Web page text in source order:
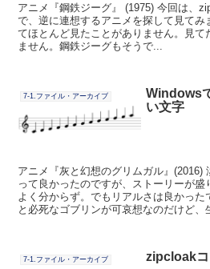
アニメ『鋼鉄ジーグ』 (1975) 今回は、
で、逆に連想するアニメを探して見てみ
てほとんど見たことがありません。見
ません。鋼鉄ジーグもそうで...
7-1.ファイル・アーカイブ
Windows
い文字
アニメ『灰と幻想のグリムガル』(2016)
って良かったのですが、ストーリーが
よく分からず。でもリアルさは良かった
と必死なゴブリンが可哀想なのだけど、
7-1.ファイル・アーカイブ zipcloakコ